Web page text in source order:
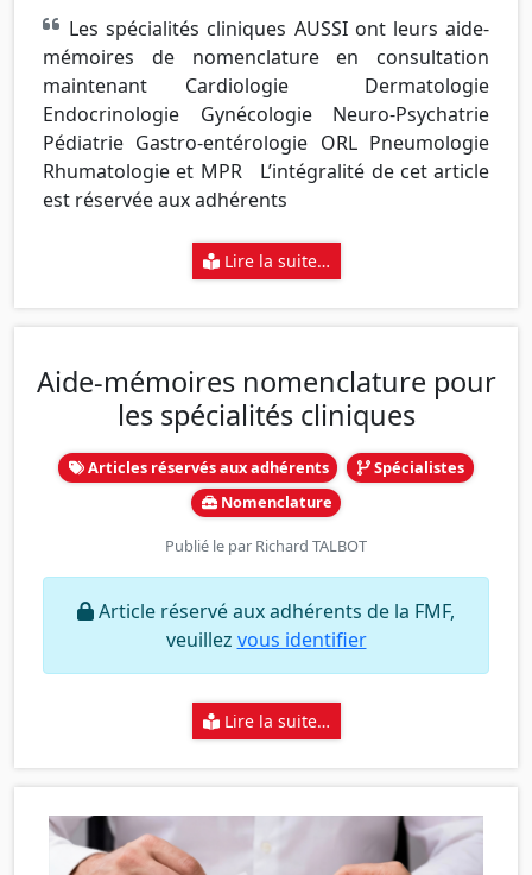
Les spécialités cliniques AUSSI ont leurs aide-
mémoires de nomenclature en consultation
maintenant Cardiologie Dermatologie
Endocrinologie Gynécologie Neuro-Psychatrie
Pédiatrie Gastro-entérologie ORL Pneumologie
Rhumatologie et MPR L’intégralité de cet article
est réservée aux adhérents
Lire la suite…
Aide-mémoires nomenclature pour
les spécialités cliniques
Articles réservés aux adhérents
Spécialistes
Nomenclature
Publié le par Richard TALBOT
Article réservé aux adhérents de la FMF,
veuillez vous identifier
Lire la suite…